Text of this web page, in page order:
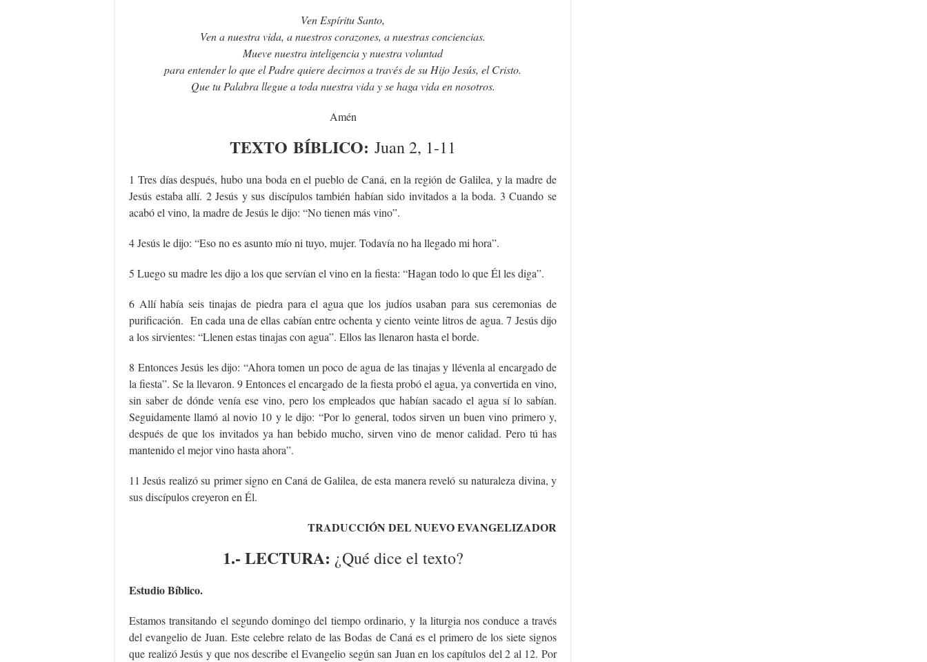
Ven Espíritu Santo,
Ven a nuestra vida, a nuestros corazones, a nuestras conciencias.
Mueve nuestra inteligencia y nuestra voluntad
para entender lo que el Padre quiere decirnos a través de su Hijo Jesús, el Cristo.
Que tu Palabra llegue a toda nuestra vida y se haga vida en nosotros.
Amén
TEXTO BÍBLICO: Juan 2, 1-11
1 Tres días después, hubo una boda en el pueblo de Caná, en la región de Galilea, y la madre de
Jesús estaba allí. 2 Jesús y sus discípulos también habían sido invitados a la boda. 3 Cuando se
acabó el vino, la madre de Jesús le dijo: “No tienen más vino”.
4 Jesús le dijo: “Eso no es asunto mío ni tuyo, mujer. Todavía no ha llegado mi hora”.
5 Luego su madre les dijo a los que servían el vino en la fiesta: “Hagan todo lo que Él les diga”.
6 Allí había seis tinajas de piedra para el agua que los judíos usaban para sus ceremonias de
purificación. En cada una de ellas cabían entre ochenta y ciento veinte litros de agua. 7 Jesús dijo
a los sirvientes: “Llenen estas tinajas con agua”. Ellos las llenaron hasta el borde.
8 Entonces Jesús les dijo: “Ahora tomen un poco de agua de las tinajas y llévenla al encargado de
la fiesta”. Se la llevaron. 9 Entonces el encargado de la fiesta probó el agua, ya convertida en vino,
sin saber de dónde venía ese vino, pero los empleados que habían sacado el agua sí lo sabían.
Seguidamente llamó al novio 10 y le dijo: “Por lo general, todos sirven un buen vino primero y,
después de que los invitados ya han bebido mucho, sirven vino de menor calidad. Pero tú has
mantenido el mejor vino hasta ahora”.
11 Jesús realizó su primer signo en Caná de Galilea, de esta manera reveló su naturaleza divina, y
sus discípulos creyeron en Él.
TRADUCCIÓN DEL NUEVO EVANGELIZADOR
1.- LECTURA: ¿Qué dice el texto?
Estudio Bíblico.
Estamos transitando el segundo domingo del tiempo ordinario, y la liturgia nos conduce a través
del evangelio de Juan. Este celebre relato de las Bodas de Caná es el primero de los siete signos
que realizó Jesús y que nos describe el Evangelio según san Juan en los capítulos del 2 al 12. Por